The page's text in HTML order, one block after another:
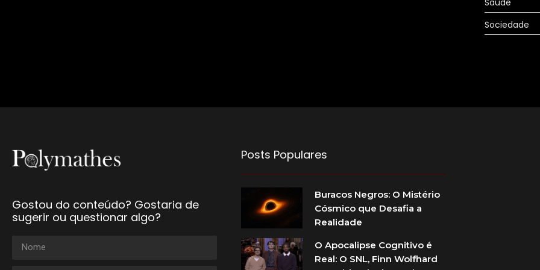
Sociedade
Gostou do conteúdo? Gostaria de
sugerir ou questionar algo?
Posts Populares
Buracos Negros: O Mistério
Cósmico que Desafia a
Realidade
O Apocalipse Cognitivo é
Real: O SNL, Finn Wolfhard